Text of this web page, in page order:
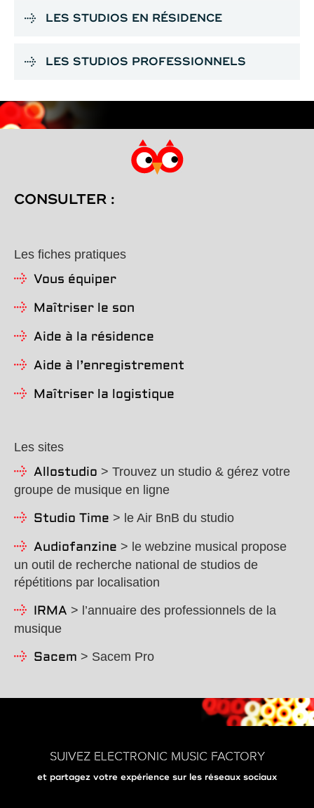
LES STUDIOS EN RÉSIDENCE
LES STUDIOS PROFESSIONNELS
CONSULTER :
Les fiches pratiques
Vous équiper
Maîtriser le son
Aide à la résidence
Aide à l’enregistrement
Maîtriser la logistique
Les sites
Allostudio > Trouvez un studio & gérez votre
groupe de musique en ligne
Studio Time > le Air BnB du studio
Audiofanzine > le webzine musical propose
un outil de recherche national de studios de
répétitions par localisation
IRMA > l’annuaire des professionnels de la
musique
Sacem > Sacem Pro
SUIVEZ ELECTRONIC MUSIC FACTORY
et partagez votre expérience sur les réseaux sociaux